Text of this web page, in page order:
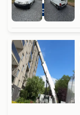
Topoccasie